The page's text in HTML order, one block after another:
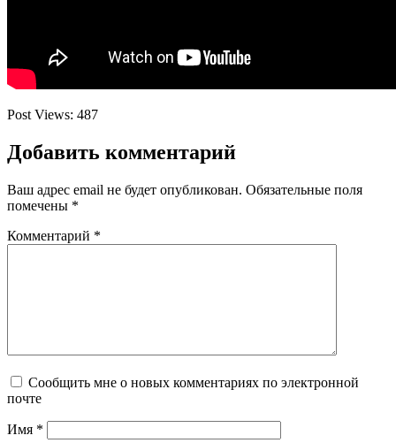
Post Views: 487
Добавить комментарий
Ваш адрес email не будет опубликован. Обязательные поля
помечены *
Комментарий *
Сообщить мне о новых комментариях по электронной
почте
Имя *